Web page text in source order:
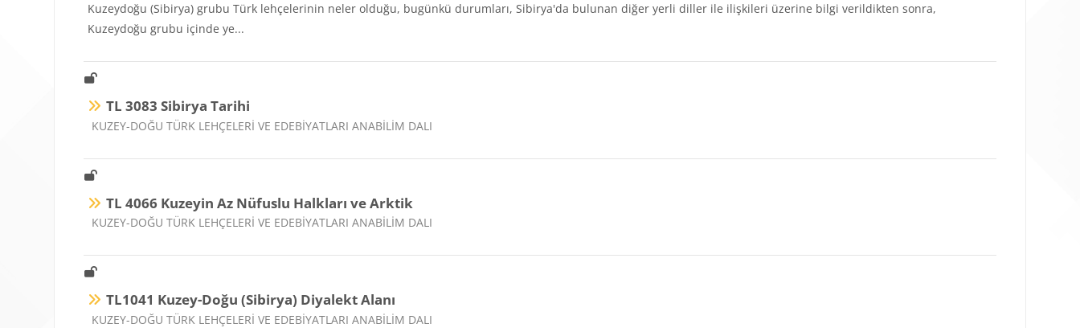
Kuzeydoğu (Sibirya) grubu Türk lehçelerinin neler olduğu, bugünkü durumları, Sibirya'da bulunan diğer yerli diller ile ilişkileri üzerine bilgi verildikten sonra,
Kuzeydoğu grubu içinde ye...
TL 3083 Sibirya Tarihi
Ders kategorisi
KUZEY-DOĞU TÜRK LEHÇELERİ VE EDEBİYATLARI ANABİLİM DALI
TL 4066 Kuzeyin Az Nüfuslu Halkları ve Arktik
Ders kategorisi
KUZEY-DOĞU TÜRK LEHÇELERİ VE EDEBİYATLARI ANABİLİM DALI
TL1041 Kuzey-Doğu (Sibirya) Diyalekt Alanı
Ders kategorisi
KUZEY-DOĞU TÜRK LEHÇELERİ VE EDEBİYATLARI ANABİLİM DALI